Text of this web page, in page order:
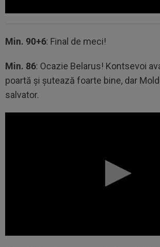
Min. 90+6: Final de meci!
Min. 86: Ocazie Belarus! Kontsevoi
poartă și șutează foarte bine, dar
salvator.